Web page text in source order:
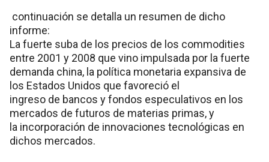
continuación se detalla un resumen de dicho
informe:
La fuerte suba de los precios de los commodities
entre 2001 y 2008 que vino impulsada por la fuerte
demanda china, la política monetaria expansiva de
los Estados Unidos que favoreció el
ingreso de bancos y fondos especulativos en los
mercados de futuros de materias primas, y
la incorporación de innovaciones tecnológicas en
dichos mercados.